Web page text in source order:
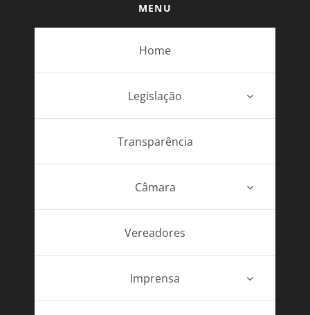
MENU
Home
Legislação
Transparência
Câmara
Vereadores
Imprensa